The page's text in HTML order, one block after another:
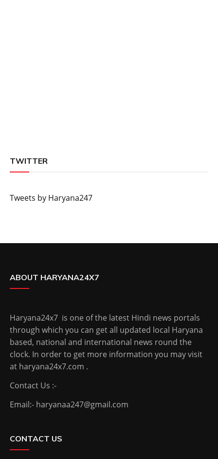
TWITTER
Tweets by Haryana247
ABOUT HARYANA24X7
Haryana24x7 is one of the latest Hindi news portals
through which you can get all updated local Haryana
based, national and international news round the
clock. In order to get more information you may visit
at haryana24x7.com .
Contact Us :-
Email:- haryanaa247@gmail.com
CONTACT US